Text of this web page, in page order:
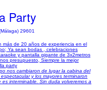
Party
29601
más de 20 años de experiencia en el
Ya sean bodas , celebraciones
y pantalla gigante de 3x2metros
presupuesto, Siempre la mejor
party
nos cambiaron de lugar la cabina del
y los mayores terminaron
interminable. Sin duda volveremos a